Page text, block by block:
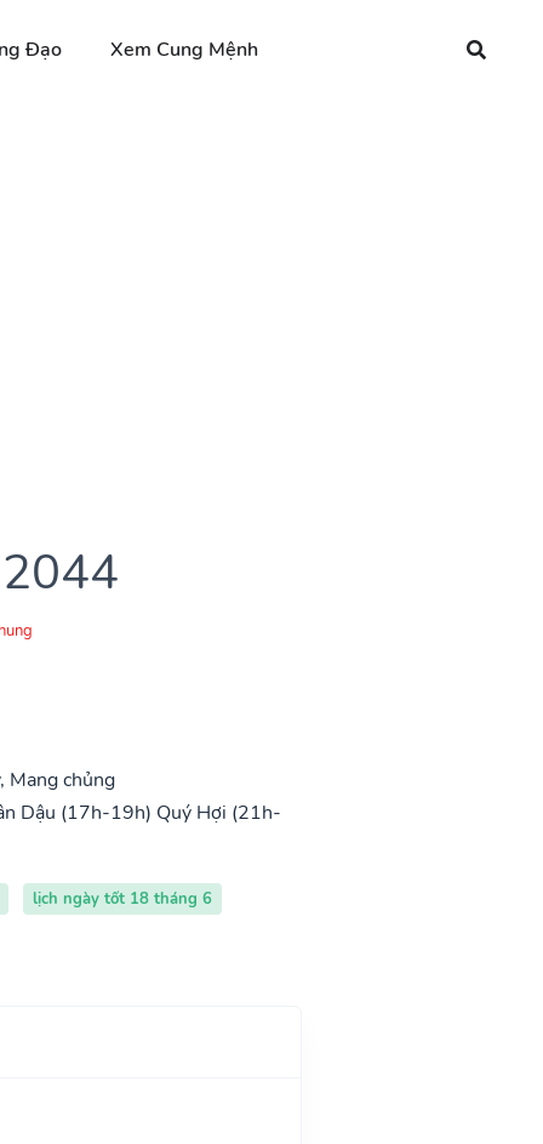
Đạo Xem Cung Mệnh
Mang chủng
Dậu (17h-19h) Quý Hợi (21h-
lịch ngày tốt 18 tháng 6